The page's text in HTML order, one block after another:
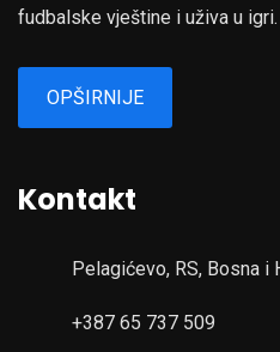
fudbalske vještine i uživa u igri.
OPŠIRNIJE
Kontakt
Pelagićevo, RS, Bosna i
+387 65 737 509